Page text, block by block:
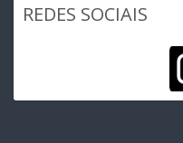
REDES SOCIAIS